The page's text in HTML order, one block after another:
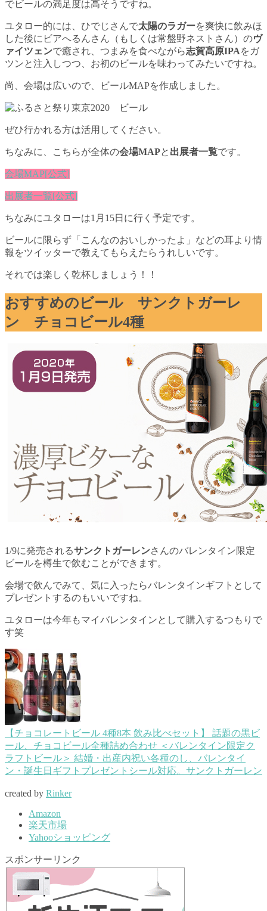
でビールの満足度は高そうですね。
ユタロー的には、ひでじさんで太陽のラガーを爽快に飲みほ
した後にビアへるんさん（もしくは常盤野ネストさん）のヴ
ァイツェンで癒され、つまみを食べながら志賀高原IPAをガ
ツンと注入しつつ、お初のビールを味わってみたいですね。
尚、会場は広いので、ビールMAPを作成しました。
ぜひ行かれる方は活用してください。
ちなみに、こちらが全体の会場MAPと 出展者一覧です。
会場MAP[公式]
出展者一覧[公式]
ちなみにユタローは1月15日に行く予定です。
ビールに限らず「こんなのおいしかったよ」などの耳より情
報をツイッターで教えてもらえたらうれしいです。
それでは楽しく乾杯しましょう！！
おすすめのビール サンクトガーレ
ン チョコビール4種
1/9に発売されるサンクトガーレンさんのバレンタイン限定
ビールを樽生で飲むことができます。
会場で飲んでみて、気に入ったらバレンタインギフトとして
プレゼントするのもいいですね。
ユタローは今年もマイバレンタインとして購入するつもりで
す笑
【チョコレートビール 4種8本 飲み比べセット】 話題の黒ビ
ール、チョコビール全種詰め合わせ ＜バレンタイン限定ク
ラフトビール＞ 結婚・出産内祝い各種のし、バレンタイ
ン・誕生日ギフトプレゼントシール対応。サンクトガーレン
created by Rinker
Amazon
楽天市場
Yahooショッピング
スポンサーリンク